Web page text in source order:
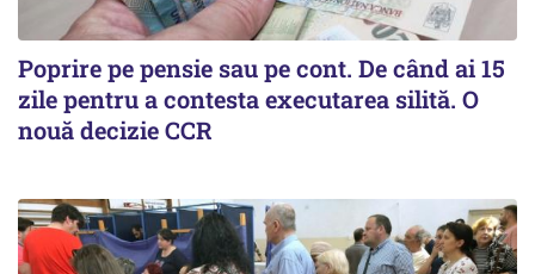
Poprire pe pensie sau pe cont. De când ai 15
zile pentru a contesta executarea silită. O
nouă decizie CCR